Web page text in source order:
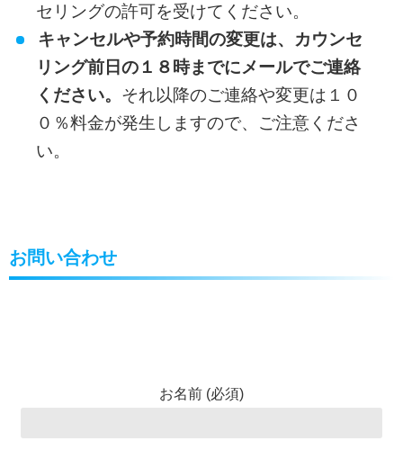
セリングの許可を受けてください。
キャンセルや予約時間の変更は、カウンセ
リング前日の１８時までにメールでご連絡
ください。 それ以降のご連絡や変更は１０
０％料金が発生しますので、ご注意くださ
い。
お問い合わせ
お名前 (必須)